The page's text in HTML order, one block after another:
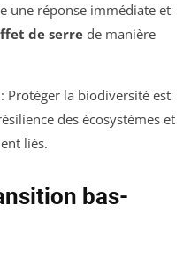
une réponse immédiate et
de serre de manière
: Protéger la biodiversité est
des écosystèmes et
liés.
bas-